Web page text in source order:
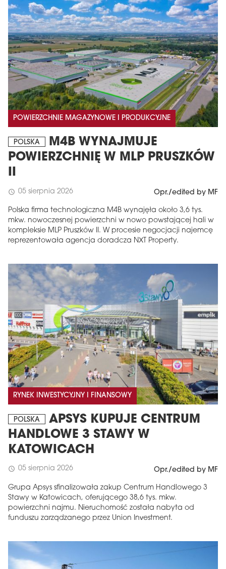
POWIERZCHNIE MAGAZYNOWE I PRODUKCYJNE
POLSKA
M4B WYNAJMUJE
POWIERZCHNIĘ W MLP PRUSZKÓW
II
schedule 05 sierpnia 2026 Opr./edited by MF
Polska firma technologiczna M4B wynajęła około 3,6 tys.
mkw. nowoczesnej powierzchni w nowo powstającej hali w
kompleksie MLP Pruszków II. W procesie negocjacji najemcę
reprezentowała agencja doradcza NXT Property.
RYNEK INWESTYCYJNY I FINANSOWY
POLSKA
APSYS KUPUJE CENTRUM
HANDLOWE 3 STAWY W
KATOWICACH
schedule 05 sierpnia 2026 Opr./edited by MF
Grupa Apsys sfinalizowała zakup Centrum Handlowego 3
Stawy w Katowicach, oferującego 38,6 tys. mkw.
powierzchni najmu. Nieruchomość została nabyta od
funduszu zarządzanego przez Union Investment.